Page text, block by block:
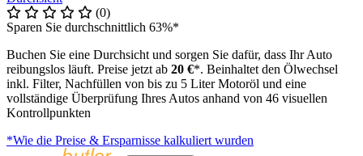
(0)
Sparen Sie durchschnittlich 63%*
Buchen Sie eine Durchsicht und sorgen Sie dafür, dass Ihr Auto
reibungslos läuft. Preise jetzt ab 20 €*. Beinhaltet den Ölwechsel
inkl. Filter, Nachfüllen von bis zu 5 Liter Motoröl und eine
vollständige Überprüfung Ihres Autos anhand von 46 visuellen
Kontrollpunkten
*Wie die Preise & Ersparnisse kalkuliert wurden